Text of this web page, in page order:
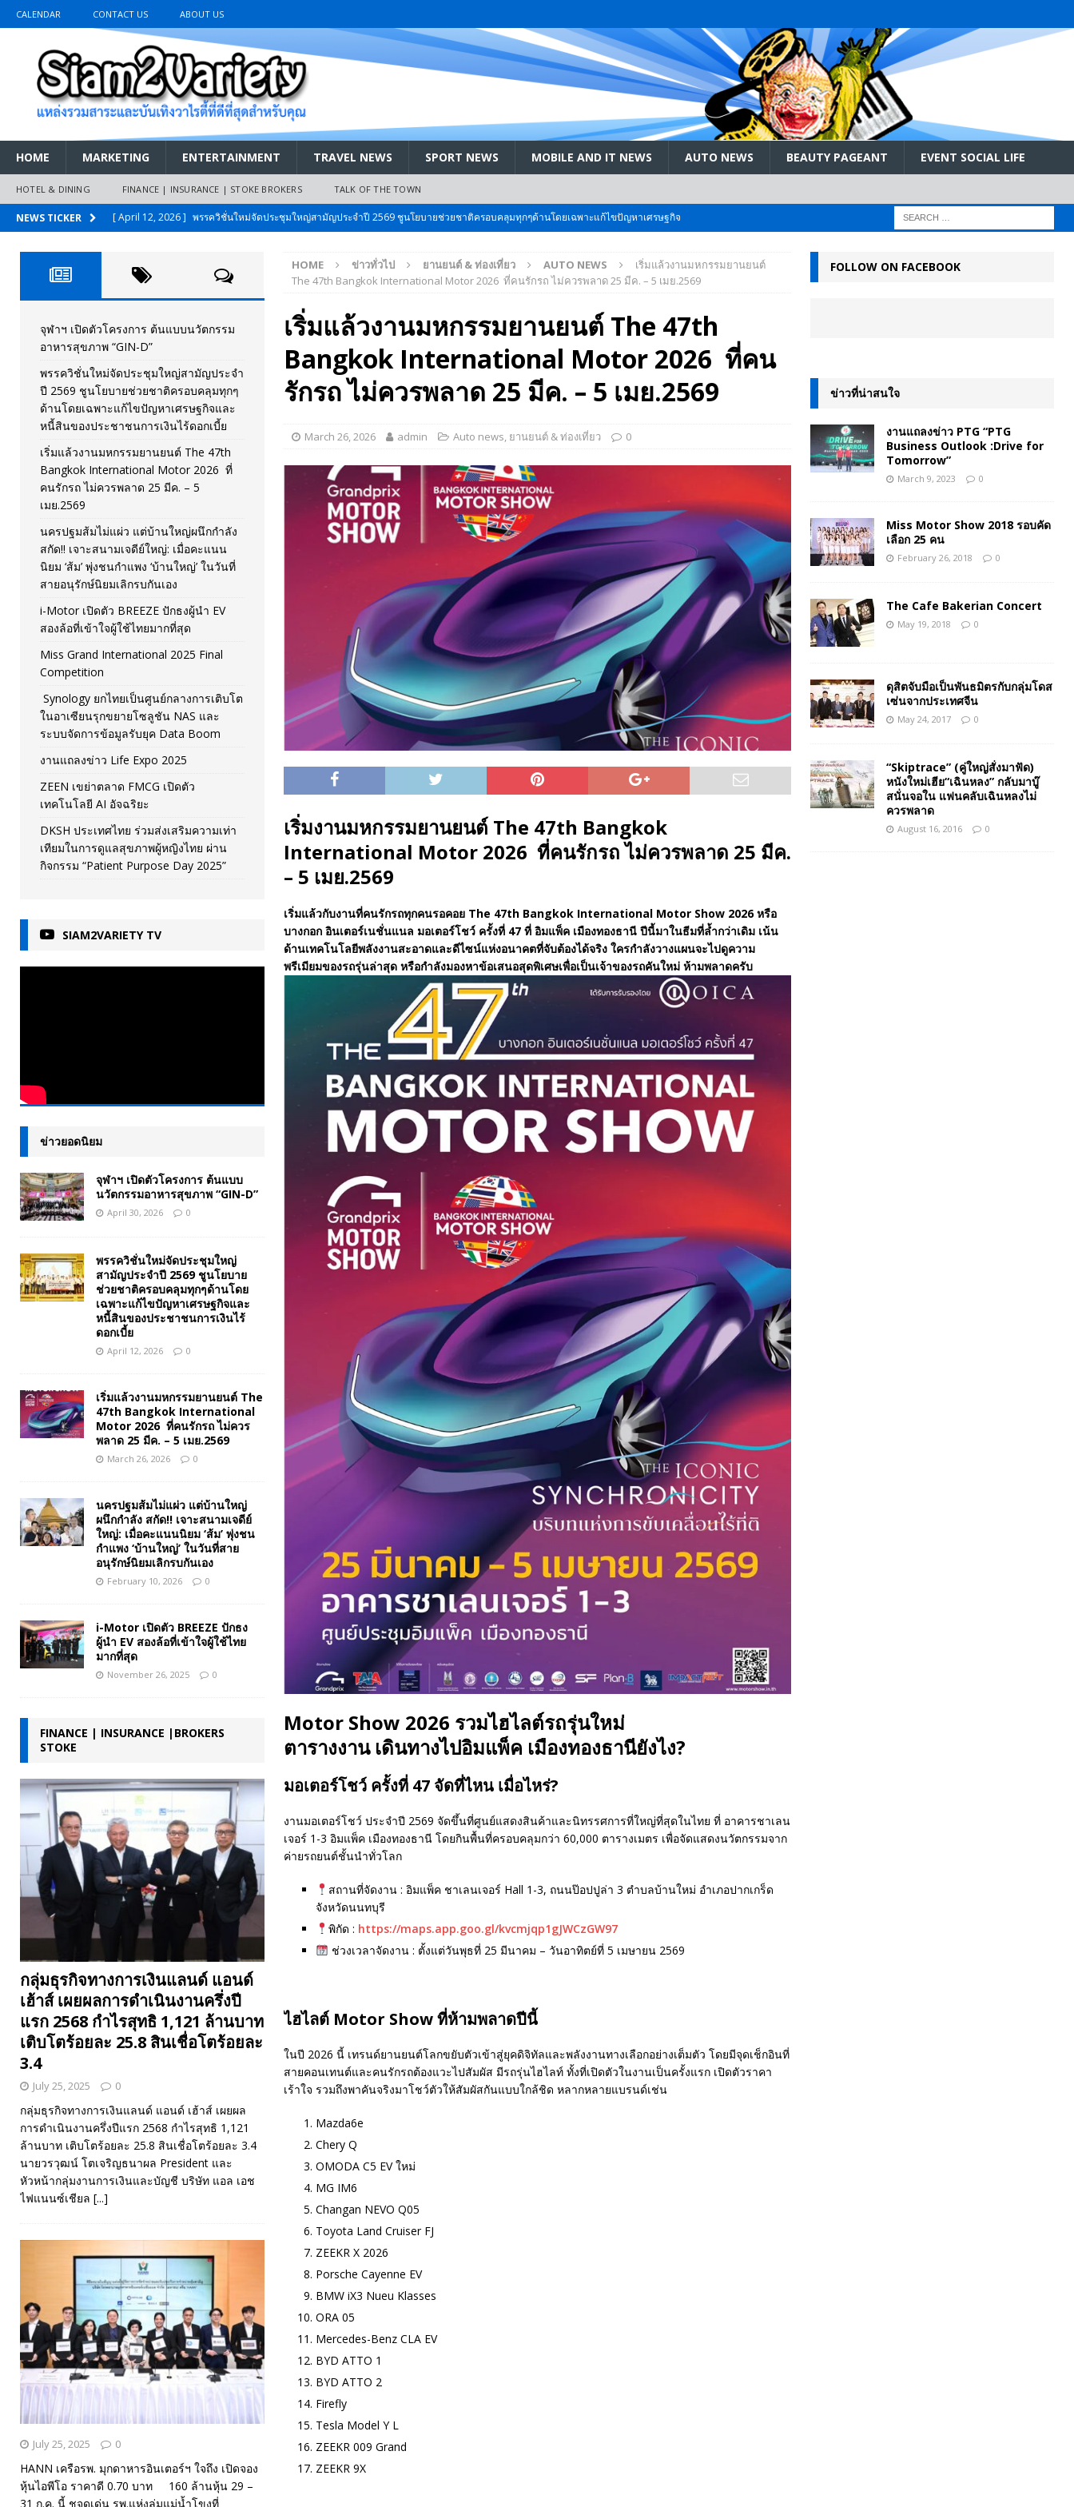
CALENDAR CONTACT US ABOUT US
HOME MARKETING ENTERTAINMENT TRAVEL NEWS SPORT NEWS MOBILE AND IT NEWS AUTO NEWS BEAUTY PAGEANT EVENT SOCIAL LIFE
HOTEL & DINING FINANCE | INSURANCE | STOKE BROKERS TALK OF THE TOWN
NEWS TICKER [ March 26, 2026 ] เริ่มแล้วงานมหกรรมยานยนต์ The 47th Bangkok International Motor 2026 ที่คนรักรถ ไม่ควรพลาด 25 มีค. – 5
[ February 10, 2026 ]
นครปฐมส้มไม่แผ่ว แต่บ้านใหญ่ผนึกกำลัง สกัด!! เจาะสนามเจดีย์ใหญ่: เมื่อคะแนนนิยม ‘ส้ม’ พุ่งชนกำแพง ‘บ้านใหญ่’ ใน
วันที่สายอนุรักษ์นิยมเลิกรบกันเอง
PR NEWS
[ November 26, 2025 ] i-Motor เปิดตัว BREEZE ปักธงผู้นำ EV สองล้อที่เข้าใจผู้ใช้ไทยมากที่สุด
AUTO NEWS
[ April 30, 2026 ]
จุฬาฯ เปิดตัวโครงการ ต้นแบบนวัตกรรมอาหารสุขภาพ “GIN-D”
EVENT SOCIAL LIFE
[ April 12, 2026 ] พรรควิชั่นใหม่จัดประชุมใหญ่สามัญประจำปี 2569 ชูนโยบายช่วยชาติครอบคลุมทุกๆด้านโดยเฉพาะแก้ไขปัญหาเศรษฐกิจ
และหนี้สินของประชาชนการเงินไร้ดอกเบี้ย
HOME ข่าวทั่วไป ยานยนต์ & ท่องเที่ยว AUTO NEWS
เริ่มแล้วงานมหกรรมยานยนต์
The 47th Bangkok International Motor 2026 ที่คนรักรถ ไม่ควรพลาด 25 มีค. – 5 เมย.2569
เริ่มแล้วงานมหกรรมยานยนต์ The 47th
Bangkok International Motor 2026 ที่คน
รักรถ ไม่ควรพลาด 25 มีค. – 5 เมย.2569
March 26, 2026 admin Auto news, ยานยนต์ & ท่องเที่ยว 0
เริ่มงานมหกรรมยานยนต์ The 47th Bangkok
International Motor 2026 ที่คนรักรถ ไม่ควรพลาด 25 มีค.
– 5 เมย.2569
เริ่มแล้วกับงานที่คนรักรถทุกคนรอคอย The 47th Bangkok International Motor Show 2026 หรือ
บางกอก อินเตอร์เนชั่นแนล มอเตอร์โชว์ ครั้งที่ 47 ที่ อิมแพ็ค เมืองทองธานี ปีนี้มาในธีมที่ล้ำกว่าเดิม เน้น
ด้านเทคโนโลยีพลังงานสะอาดและดีไซน์แห่งอนาคตที่จับต้องได้จริง ใครกำลังวางแผนจะไปดูความ
พรีเมียมของรถรุ่นล่าสุด หรือกำลังมองหาข้อเสนอสุดพิเศษเพื่อเป็นเจ้าของรถคันใหม่ ห้ามพลาดครับ
Motor Show 2026 รวมไฮไลต์รถรุ่นใหม่
ตารางงาน เดินทางไปอิมแพ็ค เมืองทองธานียังไง?
มอเตอร์โชว์ ครั้งที่ 47 จัดที่ไหน เมื่อไหร่?
งานมอเตอร์โชว์ ประจำปี 2569 จัดขึ้นที่ศูนย์แสดงสินค้าและนิทรรศการที่ใหญ่ที่สุดในไทย ที่ อาคารชาเลน
เจอร์ 1-3 อิมแพ็ค เมืองทองธานี โดยกินพื้นที่ครอบคลุมกว่า 60,000 ตารางเมตร เพื่อจัดแสดงนวัตกรรมจาก
ค่ายรถยนต์ชั้นนำทั่วโลก
สถานที่จัดงาน : อิมแพ็ค ชาเลนเจอร์ Hall 1-3, ถนนป๊อปปูล่า 3 ตำบลบ้านใหม่ อำเภอปากเกร็ด
จังหวัดนนทบุรี
พิกัด : https://maps.app.goo.gl/kvcmjqp1gJWCzGW97
ช่วงเวลาจัดงาน : ตั้งแต่วันพุธที่ 25 มีนาคม – วันอาทิตย์ที่ 5 เมษายน 2569
ไฮไลต์ Motor Show ที่ห้ามพลาดปีนี้
ในปี 2026 นี้ เทรนด์ยานยนต์โลกขยับตัวเข้าสู่ยุคดิจิทัลและพลังงานทางเลือกอย่างเต็มตัว โดยมีจุดเช็กอินที่
สายคอนเทนต์และคนรักรถต้องแวะไปสัมผัส มีรถรุ่นไฮไลท์ ทั้งที่เปิดตัวในงานเป็นครั้งแรก เปิดตัวราคา
เร้าใจ รวมถึงพาคันจริงมาโชว์ตัวให้สัมผัสกันแบบใกล้ชิด หลากหลายแบรนด์เช่น
Mazda6e
Chery Q
OMODA C5 EV ใหม่
MG IM6
Changan NEVO Q05
Toyota Land Cruiser FJ
ZEEKR X 2026
Porsche Cayenne EV
BMW iX3 Nueu Klasses
ORA 05
Mercedes-Benz CLA EV
BYD ATTO 1
BYD ATTO 2
Firefly
Tesla Model Y L
ZEEKR 009 Grand
ZEEKR 9X
จุฬาฯ เปิดตัวโครงการ ต้นแบบนวัตกรรม
อาหารสุขภาพ “GIN-D”
พรรควิชั่นใหม่จัดประชุมใหญ่สามัญประจำ
ปี 2569 ชูนโยบายช่วยชาติครอบคลุมทุกๆ
ด้านโดยเฉพาะแก้ไขปัญหาเศรษฐกิจและ
หนี้สินของประชาชนการเงินไร้ดอกเบี้ย
เริ่มแล้วงานมหกรรมยานยนต์ The 47th
Bangkok International Motor 2026 ที่
คนรักรถ ไม่ควรพลาด 25 มีค. – 5
เมย.2569
นครปฐมส้มไม่แผ่ว แต่บ้านใหญ่ผนึกกำลัง
สกัด!! เจาะสนามเจดีย์ใหญ่: เมื่อคะแนน
นิยม ‘ส้ม’ พุ่งชนกำแพง ‘บ้านใหญ่’ ในวันที่
สายอนุรักษ์นิยมเลิกรบกันเอง
i-Motor เปิดตัว BREEZE ปักธงผู้นำ EV
สองล้อที่เข้าใจผู้ใช้ไทยมากที่สุด
Miss Grand International 2025 Final
Competition
Synology ยกไทยเป็นศูนย์กลางการเติบโต
ในอาเซียนรุกขยายโซลูชัน NAS และ
ระบบจัดการข้อมูลรับยุค Data Boom
งานแถลงข่าว Life Expo 2025
ZEEN เขย่าตลาด FMCG เปิดตัว
เทคโนโลยี AI อัจฉริยะ
DKSH ประเทศไทย ร่วมส่งเสริมความเท่า
เทียมในการดูแลสุขภาพผู้หญิงไทย ผ่าน
กิจกรรม “Patient Purpose Day 2025”
SIAM2VARIETY TV
ข่าวยอดนิยม
จุฬาฯ เปิดตัวโครงการ ต้นแบบ
นวัตกรรมอาหารสุขภาพ “GIN-D”
April 30, 2026 0
พรรควิชั่นใหม่จัดประชุมใหญ่
สามัญประจำปี 2569 ชูนโยบาย
ช่วยชาติครอบคลุมทุกๆด้านโดย
เฉพาะแก้ไขปัญหาเศรษฐกิจและ
หนี้สินของประชาชนการเงินไร้
ดอกเบี้ย
April 12, 2026 0
เริ่มแล้วงานมหกรรมยานยนต์ The
47th Bangkok International
Motor 2026 ที่คนรักรถ ไม่ควร
พลาด 25 มีค. – 5 เมย.2569
March 26, 2026 0
นครปฐมส้มไม่แผ่ว แต่บ้านใหญ่
ผนึกกำลัง สกัด!! เจาะสนามเจดีย์
ใหญ่: เมื่อคะแนนนิยม ‘ส้ม’ พุ่งชน
กำแพง ‘บ้านใหญ่’ ในวันที่สาย
อนุรักษ์นิยมเลิกรบกันเอง
February 10, 2026 0
i-Motor เปิดตัว BREEZE ปักธง
ผู้นำ EV สองล้อที่เข้าใจผู้ใช้ไทย
มากที่สุด
November 26, 2025 0
FINANCE | INSURANCE |BROKERS
STOKE
กลุ่มธุรกิจทางการเงินแลนด์ แอนด์
เฮ้าส์ เผยผลการดำเนินงานครึ่งปี
แรก 2568 กำไรสุทธิ 1,121 ล้านบาท
เติบโตร้อยละ 25.8 สินเชื่อโตร้อยละ
3.4
July 25, 2025 0
กลุ่มธุรกิจทางการเงินแลนด์ แอนด์ เฮ้าส์ เผยผล
การดำเนินงานครึ่งปีแรก 2568 กำไรสุทธิ 1,121
ล้านบาท เติบโตร้อยละ 25.8 สินเชื่อโตร้อยละ 3.4
นายวรวุฒน์ โตเจริญธนาผล President และ
หัวหน้ากลุ่มงานการเงินและบัญชี บริษัท แอล เอช
ไฟแนนซ์เชียล [...]
July 25, 2025 0
HANN เครือรพ. มุกดาหารอินเตอร์ฯ ใจถึง เปิดจอง
หุ้นไอพีโอ ราคาดี 0.70 บาท 160 ล้านหุ้น 29 –
31 ก.ค. นี้ ชูจุดเด่น รพ.แห่งลุ่มแม่น้ำโขงที่
FOLLOW ON FACEBOOK
ข่าวที่น่าสนใจ
งานแถลงข่าว PTG “PTG
Business Outlook :Drive for
Tomorrow”
March 9, 2023 0
Miss Motor Show 2018 รอบคัด
เลือก 25 คน
February 26, 2018 0
The Cafe Bakerian Concert
May 19, 2018 0
ดุสิตจับมือเป็นพันธมิตรกับกลุ่มโดส
เซ่นจากประเทศจีน
May 24, 2017 0
“Skiptrace” (คู่ใหญ่สั่งมาฟัด)
หนังใหม่เฮีย“เฉินหลง” กลับมาบู๊
สนั่นจอใน แฟนคลับเฉินหลงไม่
ควรพลาด
August 16, 2016 0